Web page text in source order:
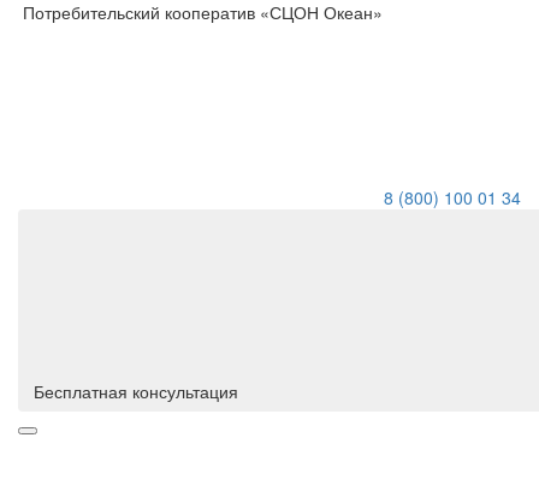
Потребительский кооператив «СЦОН Океан»
8 (800) 100 01 34
Бесплатная консультация